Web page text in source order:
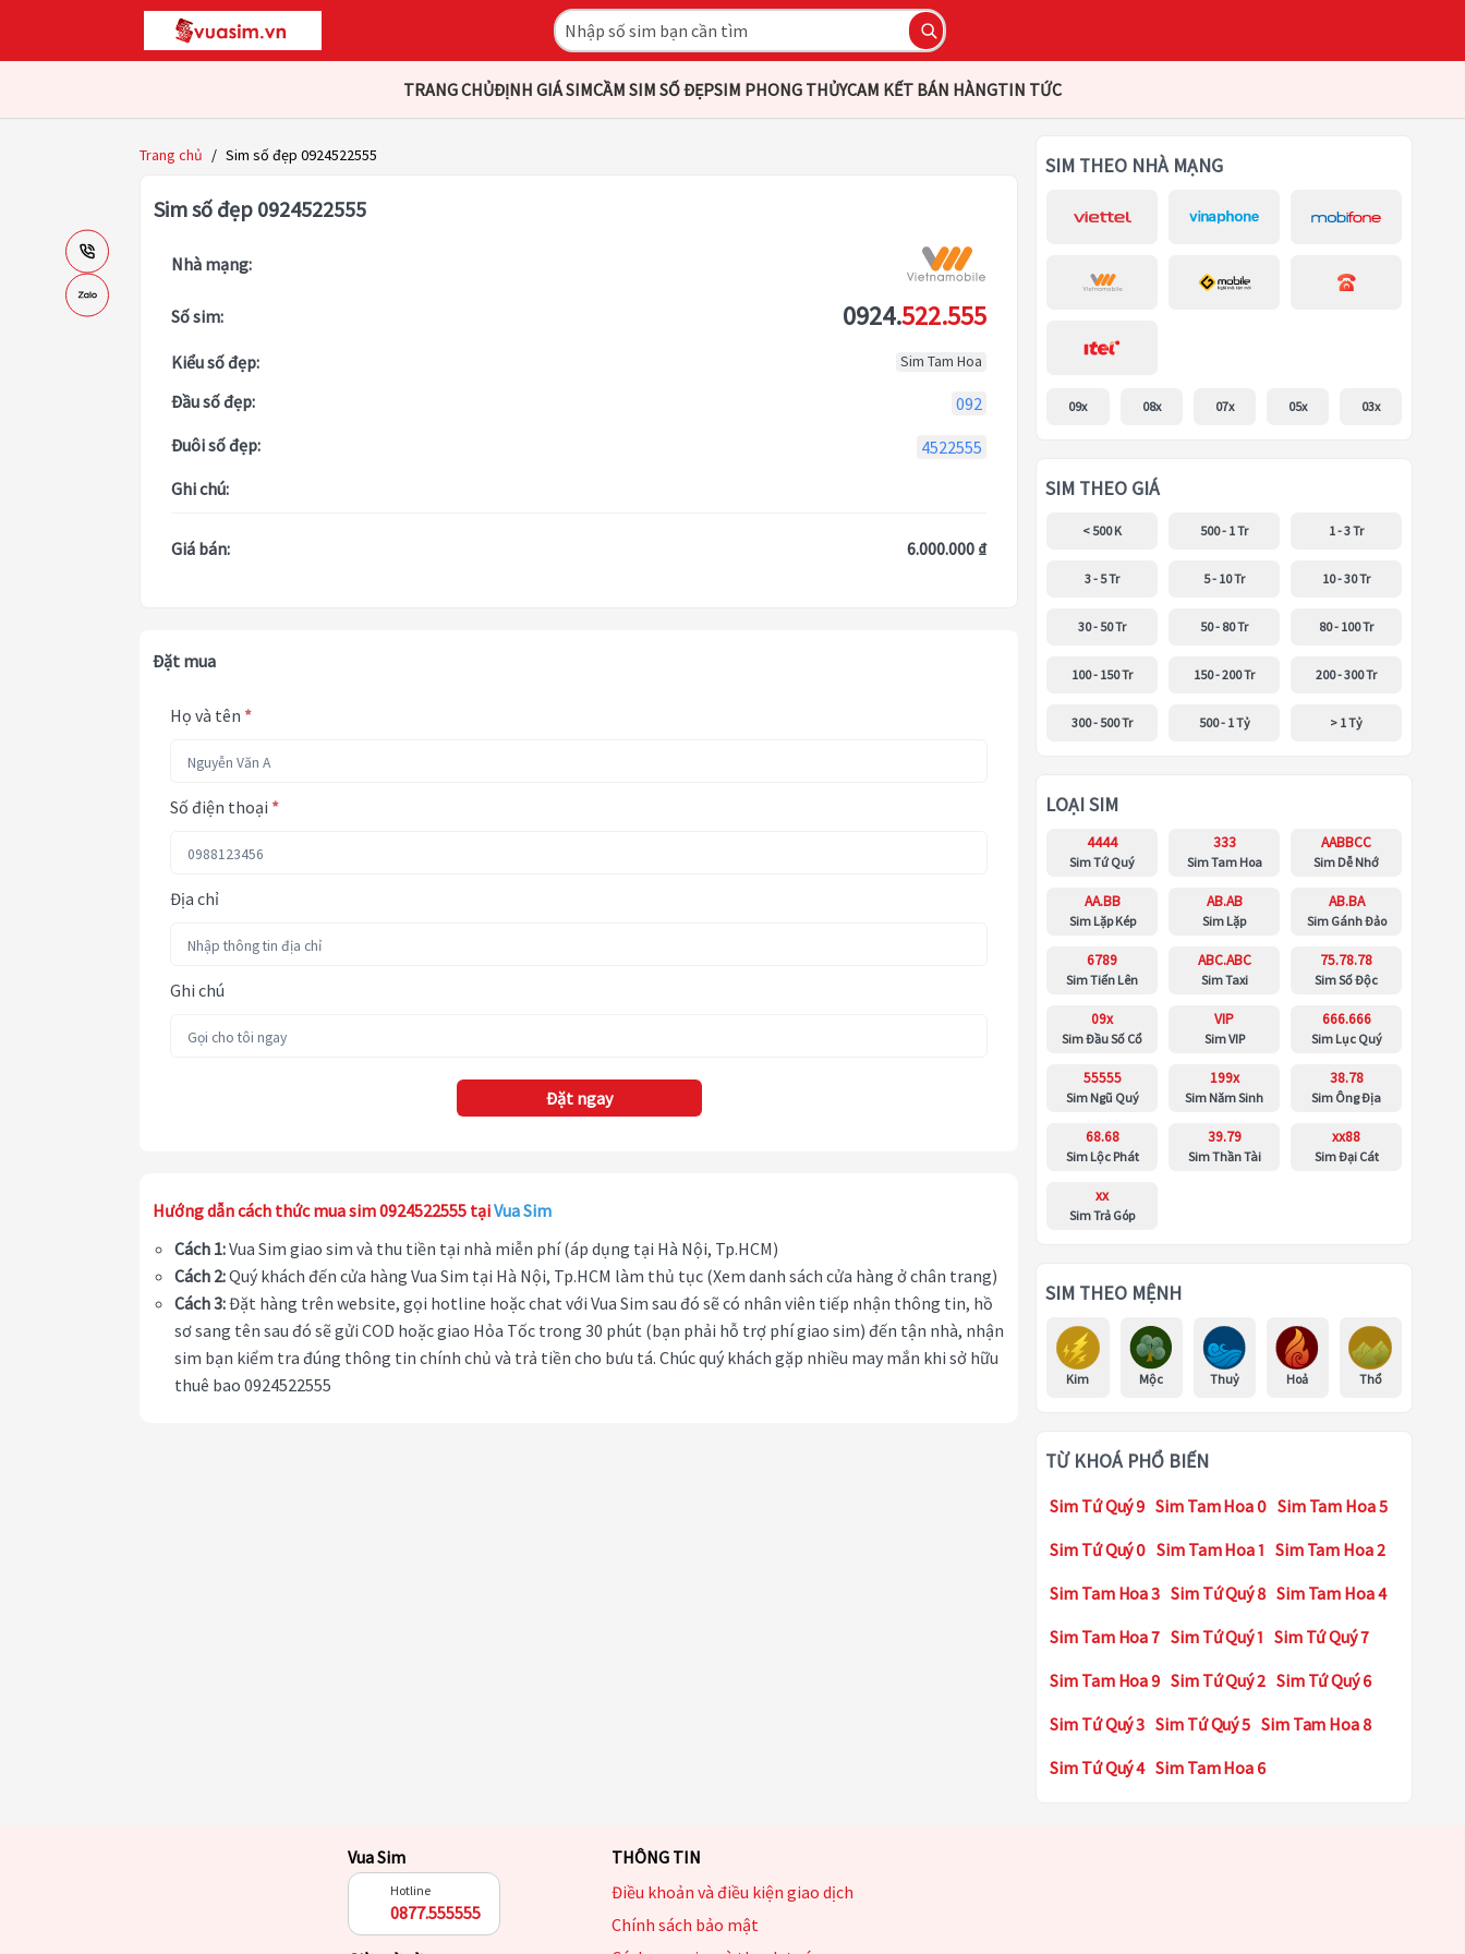
TRANG CHỦĐỊNH GIÁ SIMCẦM SIM SỐ ĐẸPSIM PHONG THỦYCAM KẾT BÁN HÀNGTIN TỨC
Trang chủ / Sim số đẹp 0924522555
Sim số đẹp 0924522555
Nhà mạng:
Số sim: 0924.522.555
Kiểu số đẹp: Sim Tam Hoa
Đầu số đẹp:
092
Đuôi số đẹp:
4522555
Ghi chú:
Giá bán: 6.000.000 ₫
Đặt mua
Họ và tên *
Số điện thoại *
Địa chỉ
Ghi chú
Đặt ngay
Hướng dẫn cách thức mua sim 0924522555 tạiVua Sim
Cách 1:Vua Sim giao sim và thu tiền tại nhà miễn phí (áp dụng tại Hà Nội, Tp.HCM)
Cách 2:Quý khách đến cửa hàng Vua Sim tại Hà Nội, Tp.HCM làm thủ tục (Xem danh sách cửa hàng ở chân trang)
Cách 3:Đặt hàng trên website, gọi hotline hoặc chat với Vua Sim sau đó sẽ có nhân viên tiếp nhận thông tin, hồ
sơ sang tên sau đó sẽ gửi COD hoặc giao Hỏa Tốc trong 30 phút (bạn phải hỗ trợ phí giao sim) đến tận nhà, nhận
sim bạn kiểm tra đúng thông tin chính chủ và trả tiền cho bưu tá. Chúc quý khách gặp nhiều may mắn khi sở hữu
thuê bao 0924522555
SIM THEO NHÀ MẠNG
09x 08x 07x 05x 03x
SIM THEO GIÁ
< 500 K 500 - 1 Tr 1 - 3 Tr
3 - 5 Tr 5 - 10 Tr 10 - 30 Tr
30 - 50 Tr 50 - 80 Tr 80 - 100 Tr
100 - 150 Tr 150 - 200 Tr 200 - 300 Tr
300 - 500 Tr 500 - 1 Tỷ > 1 Tỷ
LOẠI SIM
4444
Sim Tứ Quý
333
Sim Tam Hoa
AABBCC
Sim Dễ Nhớ
AA.BB
Sim Lặp Kép
AB.AB
Sim Lặp
AB.BA
Sim Gánh Đảo
6789
Sim Tiến Lên
ABC.ABC
Sim Taxi
75.78.78
Sim Số Độc
09x
Sim Đầu Số Cổ
VIP
Sim VIP
666.666
Sim Lục Quý
55555
Sim Ngũ Quý
199x
Sim Năm Sinh
38.78
Sim Ông Địa
68.68
Sim Lộc Phát
39.79
Sim Thần Tài
xx88
Sim Đại Cát
xx
Sim Trả Góp
SIM THEO MỆNH
Kim Mộc Thuỷ Hoả Thổ
TỪ KHOÁ PHỔ BIẾN
Sim Tứ Quý 9 Sim Tam Hoa 0 Sim Tam Hoa 5
Sim Tứ Quý 0 Sim Tam Hoa 1 Sim Tam Hoa 2
Sim Tam Hoa 3 Sim Tứ Quý 8 Sim Tam Hoa 4
Sim Tam Hoa 7 Sim Tứ Quý 1 Sim Tứ Quý 7
Sim Tam Hoa 9 Sim Tứ Quý 2 Sim Tứ Quý 6
Sim Tứ Quý 3 Sim Tứ Quý 5 Sim Tam Hoa 8
Sim Tứ Quý 4 Sim Tam Hoa 6
Vua Sim
Hotline
0877.555555
THÔNG TIN
Điều khoản và điều kiện giao dịch
Chính sách bảo mật